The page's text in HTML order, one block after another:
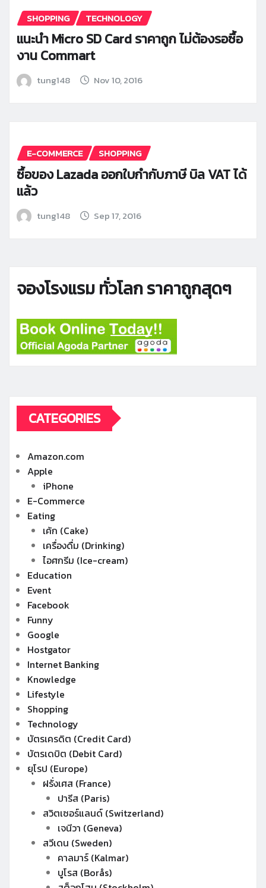
SHOPPING TECHNOLOGY
แนะนำ Micro SD Card ราคาถูก ไม่ต้องรอซื้อ
งาน Commart
tung148 Nov 10, 2016
E-COMMERCE SHOPPING
ซื้อของ Lazada ออกใบกำกับภาษี บิล VAT ได้
แล้ว
tung148 Sep 17, 2016
จองโรงแรม ทั่วโลก ราคาถูกสุดๆ
CATEGORIES
Amazon.com
Apple
iPhone
E-Commerce
Eating
เค้ก (Cake)
เครื่องดื่ม (Drinking)
ไอศกรีม (Ice-cream)
Education
Event
Facebook
Funny
Google
Hostgator
Internet Banking
Knowledge
Lifestyle
Shopping
Technology
บัตรเครดิต (Credit Card)
บัตรเดบิต (Debit Card)
ยุโรป (Europe)
ฝรั่งเศส (France)
ปารีส (Paris)
สวิตเซอร์แลนด์ (Switzerland)
เจนีวา (Geneva)
สวีเดน (Sweden)
คาลมาร์ (Kalmar)
บูโรส (Borås)